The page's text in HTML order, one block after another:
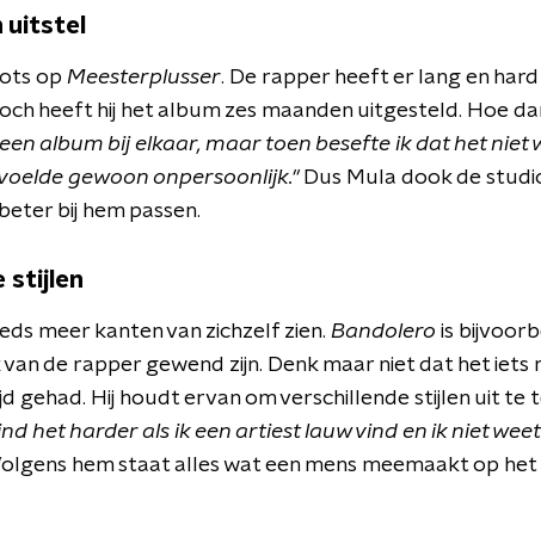
uitstel
op Meesterplusser. De rapper heeft er lang en
heeft hij het album zes maanden uitgesteld. Hoe
album bij elkaar, maar toen besefte ik dat het niet
gewoon onpersoonlijk." Dus Mula dook de
bij hem passen.
stijlen
meer kanten van zichzelf zien. Bandolero is
van de rapper gewend zijn. Denk maar niet dat het iets
gehad. Hij houdt ervan om verschillende stijlen uit te
het harder als ik een artiest lauw vind en ik niet
hem staat alles wat een mens meemaakt op het